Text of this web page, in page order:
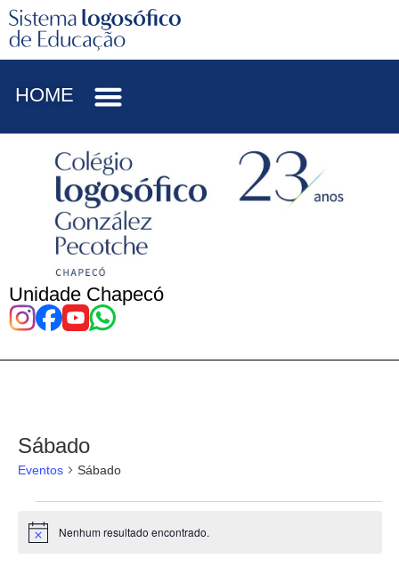
HOME
Unidade Chapecó
Sábado
Eventos Sábado
Notice Nenhum resultado encontrado.